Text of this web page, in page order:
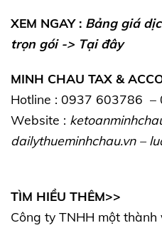
XEM NGAY : Bảng giá
trọn gói -> Tại đây
MINH CHAU TAX &
Hotline : 0937 603786 –
Website :
dailythueminhchau.vn–
TÌM HIỀU THÊM>>
Công ty TNHH một thành